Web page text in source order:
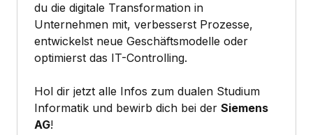
du die digitale Transformation in
Unternehmen mit, verbesserst Prozesse,
entwickelst neue Geschäftsmodelle oder
optimierst das IT-Controlling.
Hol dir jetzt alle Infos zum dualen Studium
Informatik und bewirb dich bei der Siemens
AG!